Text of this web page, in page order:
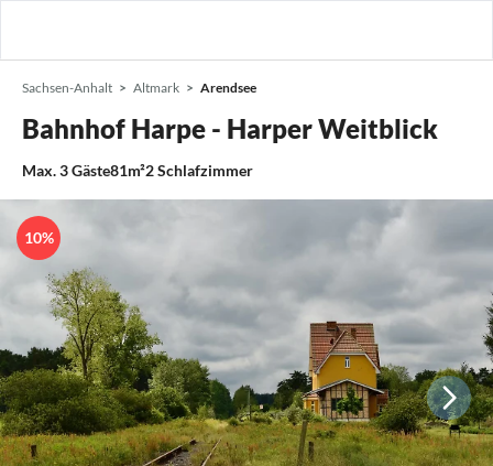
Sachsen-Anhalt Altmark Arendsee
Bahnhof Harpe - Harper Weitblick
Max.3Gäste81m²2Schlafzimmer
10%